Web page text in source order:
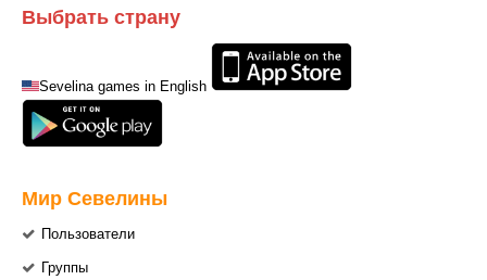
Выбрать страну
Sevelina games in English
Мир Севелины
Пользователи
Группы